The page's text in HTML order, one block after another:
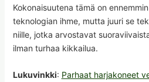
Kokonaisuutena tämä on
teknologian ihme, mutta juuri se
niille, jotka arvostavat
ilman turhaa kikkailua.
Lukuvinkki: Parhaat harjakoneet